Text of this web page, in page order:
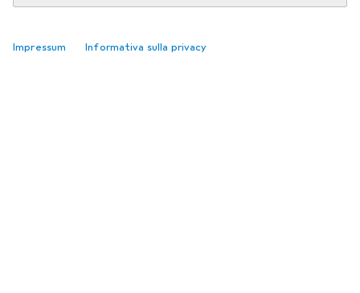
Impressum Informativa sulla privacy